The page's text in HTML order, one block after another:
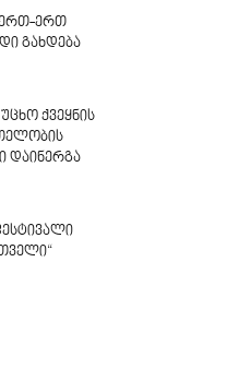
ერთ-ერთ
გახდება
ქვეყნის
დაინერგა